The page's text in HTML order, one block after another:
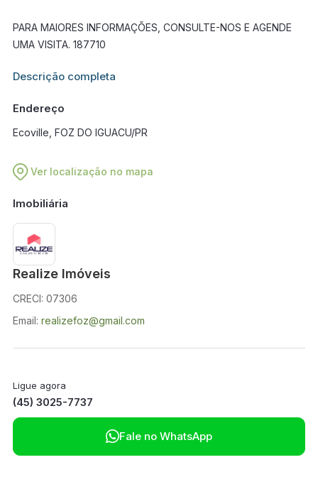
PARA MAIORES INFORMAÇÕES, CONSULTE-NOS E AGENDE
UMA VISITA. 187710
Informações adicionais sobre este imóvel estarão disponíveis
Descrição completa
Endereço
Ecoville, FOZ DO IGUACU/PR
Ver localização no mapa
Imobiliária
Realize Imóveis
CRECI: 07306
Email: realizefoz@gmail.com
Ligue agora
(45) 3025-7737
Fale no WhatsApp